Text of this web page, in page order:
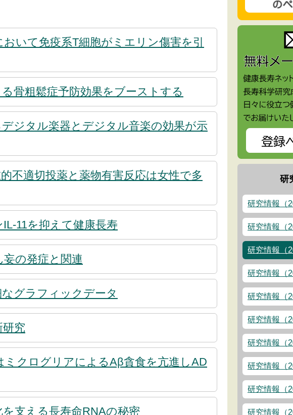
いて免疫系T細胞がミエリン傷害を引
骨粗鬆症予防効果をブーストする
ジタル楽器とデジタル音楽の効果が示
不適切投薬と薬物有害反応は女性で多
11を抑えて健康長寿
の発症と関連
グラフィックデータ
究
ミクログリアによるAβ貪食を亢進しAD
支える長寿命RNAの秘密
研
研究情報（
研究情報（
研究情報（
研究情報（
研究情報（
研究情報（
研究情報（
研究情報（
研究情報（
研究情報（